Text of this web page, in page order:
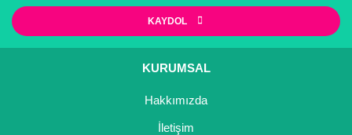
KAYDOL
KURUMSAL
Hakkımızda
İletişim
Kocayemiş Fidanı